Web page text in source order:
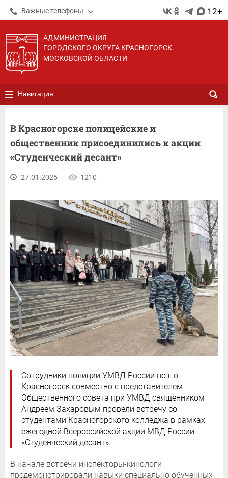
Важные телефоны 12+
АДМИНИСТРАЦИЯ
ГОРОДСКОГО ОКРУГА КРАСНОГОРСК
МОСКОВСКОЙ ОБЛАСТИ
Навигация
В Красногорске полицейские и
общественник присоединились к акции
«Студенческий десант»
27.01.2025 1210
Сотрудники полиции УМВД России по г.о.
Красногорск совместно с представителем
Общественного совета при УМВД священником
Андреем Захаровым провели встречу со
студентами Красногорского колледжа в рамках
ежегодной Всероссийской акции МВД России
«Студенческий десант».
В начале встречи инспекторы-кинологи
продемонстрировали навыки специально обученных